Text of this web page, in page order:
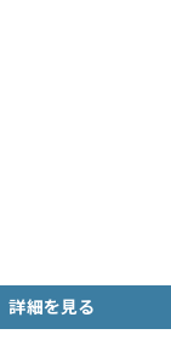
詳細を見る